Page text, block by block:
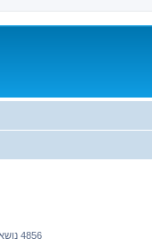
4856 נושאים
דף5